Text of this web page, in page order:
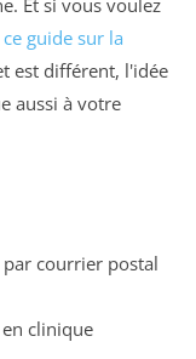
ce guide sur la
est différent, l'idée
aussi à votre
courrier postal
clinique